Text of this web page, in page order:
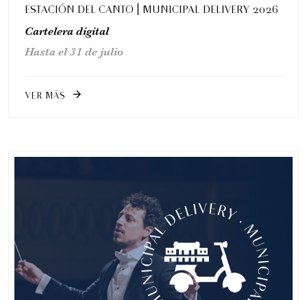
Ópera
ESTACIÓN DEL CANTO | MUNICIPAL DELIVERY 2026
Cartelera digital
Hasta el 31 de julio
VER MÁS arrow_forward